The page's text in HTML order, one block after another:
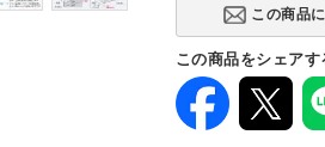
この商品をシェアす